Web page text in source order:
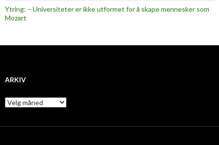
Ytring: – Universiteter er ikke utformet for å skape mennesker som
Mozart
ARKIV
A
r
i